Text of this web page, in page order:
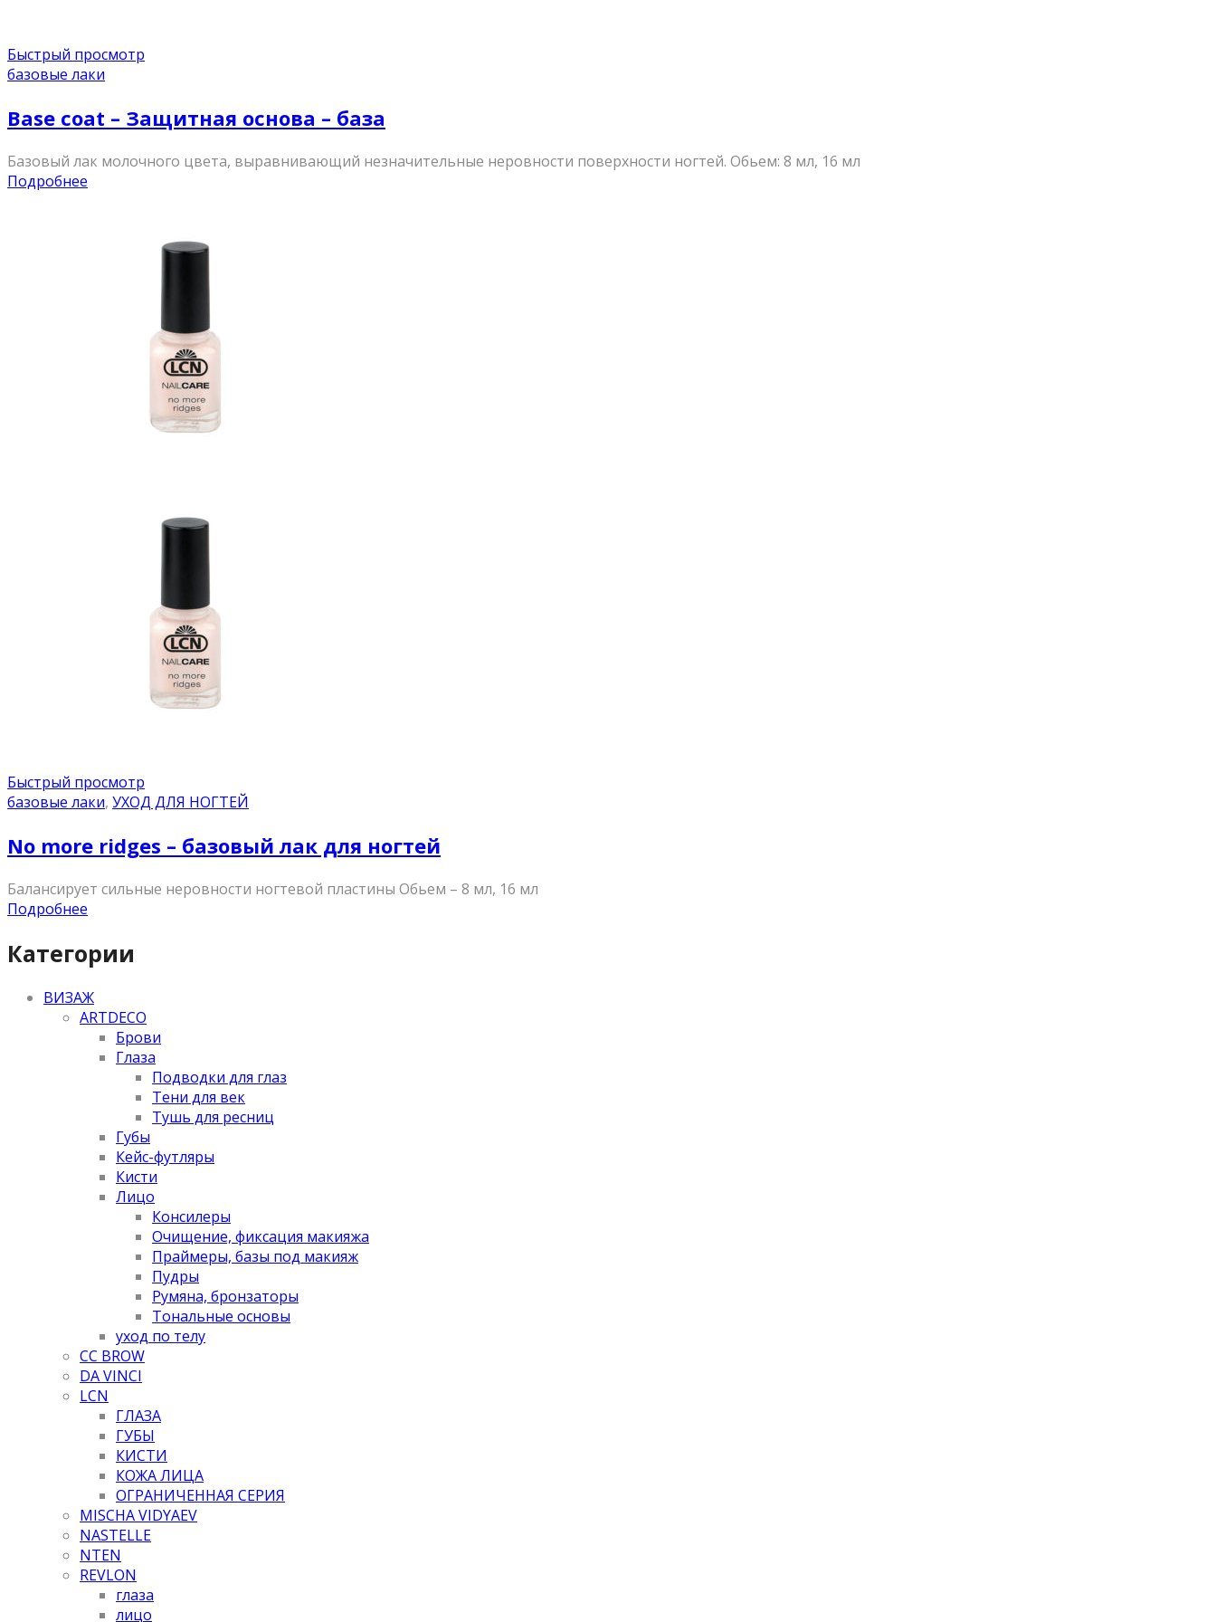
Быстрый просмотр
базовые лаки
Base coat – Защитная основа – база
Базовый лак молочного цвета, выравнивающий незначительные неровности поверхности ногтей. Обьем: 8 мл, 16 мл
Подробнее
Быстрый просмотр
базовые лаки, УХОД ДЛЯ НОГТЕЙ
No more ridges – базовый лак для ногтей
Балансирует сильные неровности ногтевой пластины Обьем – 8 мл, 16 мл
Подробнее
Категории
ВИЗАЖ
ARTDECO
Брови
Глаза
Подводки для глаз
Тени для век
Тушь для ресниц
Губы
Кейс-футляры
Кисти
Лицо
Консилеры
Очищение, фиксация макияжа
Праймеры, базы под макияж
Пудры
Румяна, бронзаторы
Тональные основы
уход по телу
CC BROW
DA VINCI
LCN
ГЛАЗА
ГУБЫ
КИСТИ
КОЖА ЛИЦА
ОГРАНИЧЕННАЯ СЕРИЯ
MISCHA VIDYAEV
NASTELLE
NTEN
REVLON
глаза
лицо